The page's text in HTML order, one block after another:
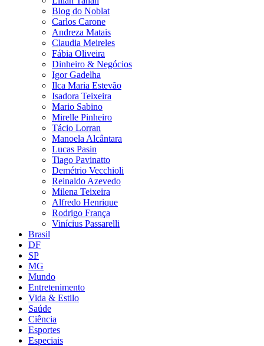
Blog do Noblat
Carlos Carone
Andreza Matais
Claudia Meireles
Fábia Oliveira
Dinheiro & Negócios
Igor Gadelha
Ilca Maria Estevão
Isadora Teixeira
Mario Sabino
Mirelle Pinheiro
Tácio Lorran
Manoela Alcântara
Lucas Pasin
Tiago Pavinatto
Demétrio Vecchioli
Reinaldo Azevedo
Milena Teixeira
Alfredo Henrique
Rodrigo França
Vinícius Passarelli
Brasil
DF
SP
MG
Mundo
Entretenimento
Vida & Estilo
Saúde
Ciência
Esportes
Especiais